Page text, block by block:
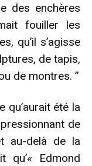
des enchères
fouiller les
qu’il s’agisse
de tapis,
de montres. ”
qu’aurait été la
de
au-delà de la
qu’« Edmond